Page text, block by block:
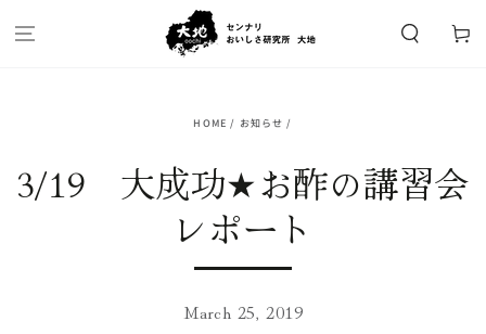
CONTENT
Cart
HOME / お知らせ /
3/19 大成功★お酢の講習会
レポート
March 25, 2019